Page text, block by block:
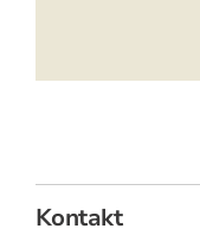
Kontakt